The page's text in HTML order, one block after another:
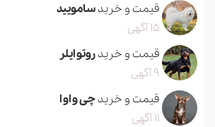
قیمت و خریدسامویید
15 آگهی
قیمت و خریدروتوایلر
9 آگهی
قیمت و خریدچی واوا
11 آگهی